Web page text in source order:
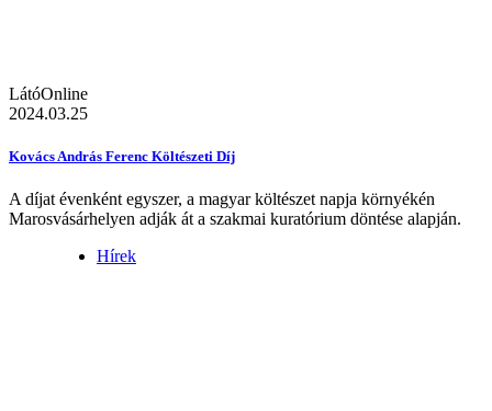
LátóOnline
2024.03.25
Kovács András Ferenc Költészeti Díj
A díjat évenként egyszer, a magyar költészet napja környékén
Marosvásárhelyen adják át a szakmai kuratórium döntése alapján.
Hírek